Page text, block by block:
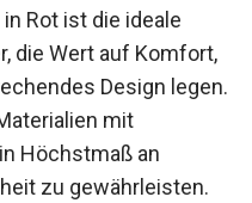
Rot ist die ideale
die Wert auf Komfort,
Design legen.
mit
Höchstmaß an
zu gewährleisten.